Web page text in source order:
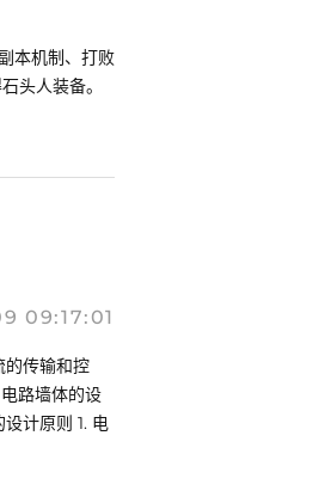
本机制、打败
头人装备。
09:17:01
的传输和控
路墙体的设
计原则 1. 电